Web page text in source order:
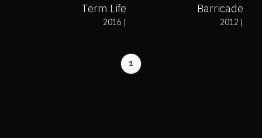
Barricade
|
2012
Term Life
|
2016
1